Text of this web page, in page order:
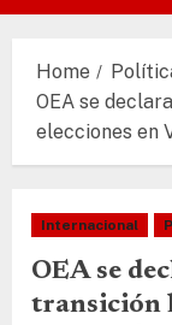
Home
OEA se
elecciones en
Internacional
OEA se
transición